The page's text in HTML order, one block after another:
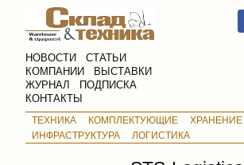
НОВОСТИ
СТАТЬИ
КОМПАНИИ
ВЫСТАВКИ
ЖУРНАЛ
ПОДПИСКА
КОНТАКТЫ
ТЕХНИКА КОМПЛЕКТУЮЩИЕ ХРАНЕНИЕ
ИНФРАСТРУКТУРА
ЛОГИСТИКА